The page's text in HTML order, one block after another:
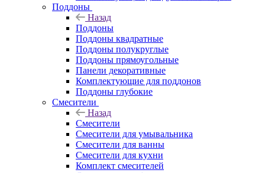
Поддоны
Назад
Поддоны
Поддоны квадратные
Поддоны полукруглые
Поддоны прямоугольные
Панели декоративные
Комплектующие для поддонов
Поддоны глубокие
Смесители
Назад
Смесители
Смесители для умывальника
Смесители для ванны
Смесители для кухни
Комплект смесителей